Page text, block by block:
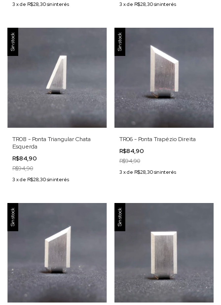
3 xde R$28,30sin interés 3 xde R$28,30sin interés
Sin stock
TR08 - Ponta Triangular Chata
Esquerda
R$84,90
R$94,90
3 xde R$28,30sin interés
Sin stock
TR06 - Ponta Trapézio Direita
R$84,90
R$94,90
3 xde R$28,30sin interés
Sin stock Sin stock